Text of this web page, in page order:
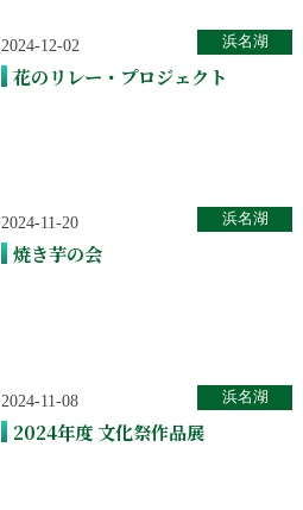
2024-12-02
花のリレー・プロジェクト
浜名湖
2024-11-20
焼き芋の会
浜名湖
2024-11-08
2024年度 文化祭作品展
浜名湖